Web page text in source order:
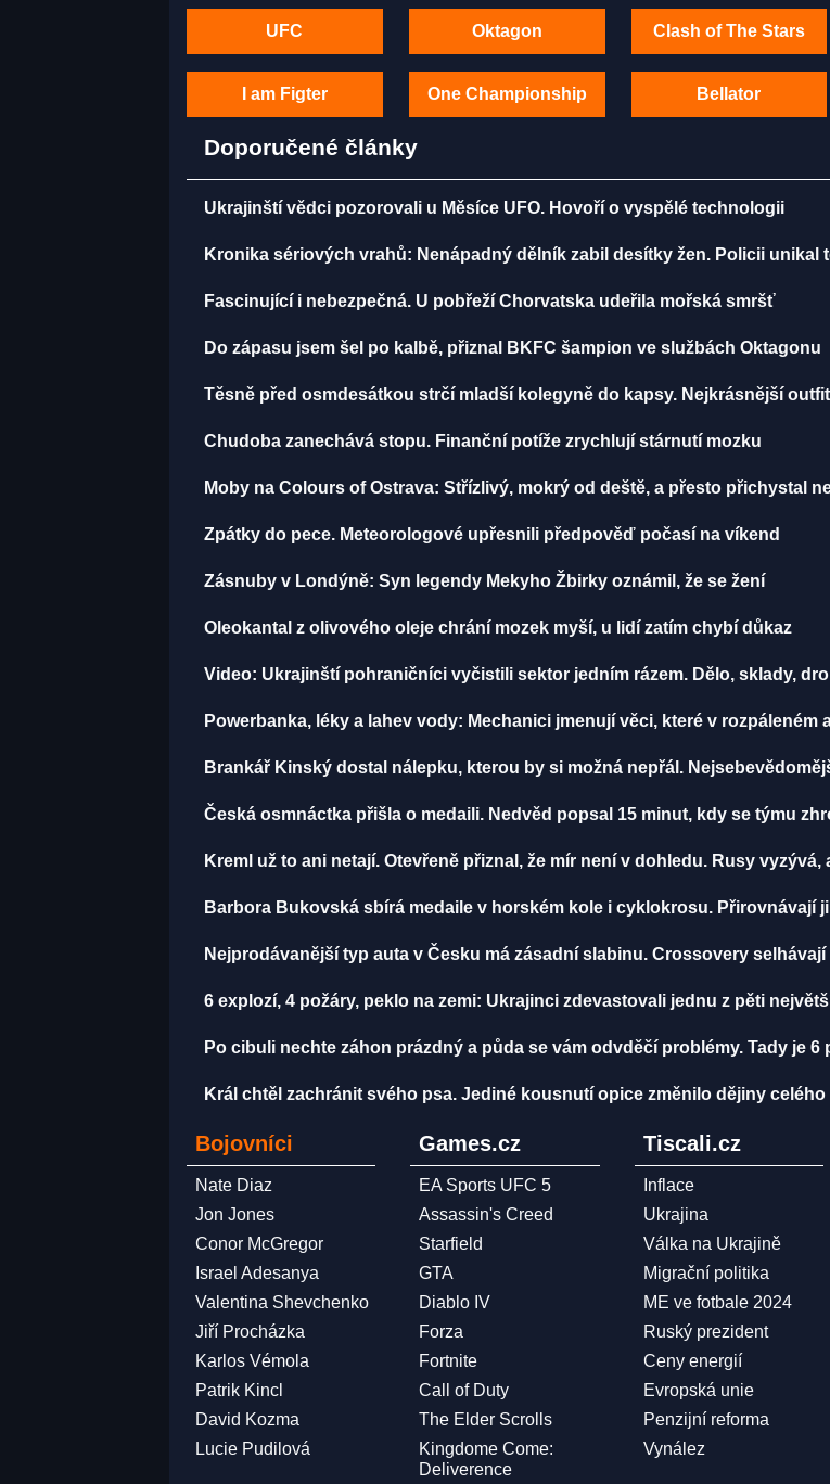
UFC Oktagon Clash of The Stars
I am Figter One Championship Bellator
Doporučené články
Ukrajinští vědci pozorovali u Měsíce UFO. Hovoří o vyspělé technologii
Kronika sériových vrahů: Nenápadný dělník zabil desítky žen. Policii unikal
Fascinující i nebezpečná. U pobřeží Chorvatska udeřila mořská smršť
Do zápasu jsem šel po kalbě, přiznal BKFC šampion ve službách Oktagonu
Těsně před osmdesátkou strčí mladší kolegyně do kapsy. Nejkrásnější
Chudoba zanechává stopu. Finanční potíže zrychlují stárnutí mozku
Moby na Colours of Ostrava: Střízlivý, mokrý od deště, a přesto přichystal
Zpátky do pece. Meteorologové upřesnili předpověď počasí na víkend
Zásnuby v Londýně: Syn legendy Mekyho Žbirky oznámil, že se žení
Oleokantal z olivového oleje chrání mozek myší, u lidí zatím chybí důkaz
Video: Ukrajinští pohraničníci vyčistili sektor jedním rázem. Dělo, sklady,
Powerbanka, léky a lahev vody: Mechanici jmenují věci, které v rozpáleném
Brankář Kinský dostal nálepku, kterou by si možná nepřál.
Česká osmnáctka přišla o medaili. Nedvěd popsal 15 minut, kdy se týmu
Kreml už to ani netají. Otevřeně přiznal, že mír není v dohledu. Rusy
Barbora Bukovská sbírá medaile v horském kole i cyklokrosu. Přirovnávají
Nejprodávanější typ auta v Česku má zásadní slabinu. Crossovery
6 explozí, 4 požáry, peklo na zemi: Ukrajinci zdevastovali jednu z pěti
Po cibuli nechte záhon prázdný a půda se vám odvděčí problémy. Tady je
Král chtěl zachránit svého psa. Jediné kousnutí opice změnilo dějiny celého
Bojovníci
Nate Diaz
Jon Jones
Conor McGregor
Israel Adesanya
Valentina Shevchenko
Jiří Procházka
Karlos Vémola
Patrik Kincl
David Kozma
Lucie Pudilová
Games.cz
EA Sports UFC 5
Assassin's Creed
Starfield
GTA
Diablo IV
Forza
Fortnite
Call of Duty
The Elder Scrolls
Kingdome Come:
Deliverence
Tiscali.cz
Inflace
Ukrajina
Válka na Ukrajině
Migrační politika
ME ve fotbale 2024
Ruský prezident
Ceny energií
Evropská unie
Penzijní reforma
Vynález